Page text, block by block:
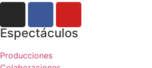
Espectáculos
Producciones